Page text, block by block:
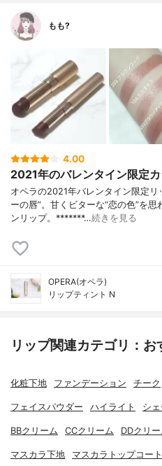
もも?
4.00
2021年のバレンタイン限定
オペラの2021年バレンタイン限定リ
ーの唇”。甘くビターな“恋の色”を
ンリップ。*******…続きを見る
OPERA(オペラ)
リップティント N
リップ関連カテゴリ：
化粧下地 ファンデーション チーク
フェイスパウダー ハイライト シ
BBクリーム CCクリーム DDクリー
マスカラ下地 マスカラトップコート